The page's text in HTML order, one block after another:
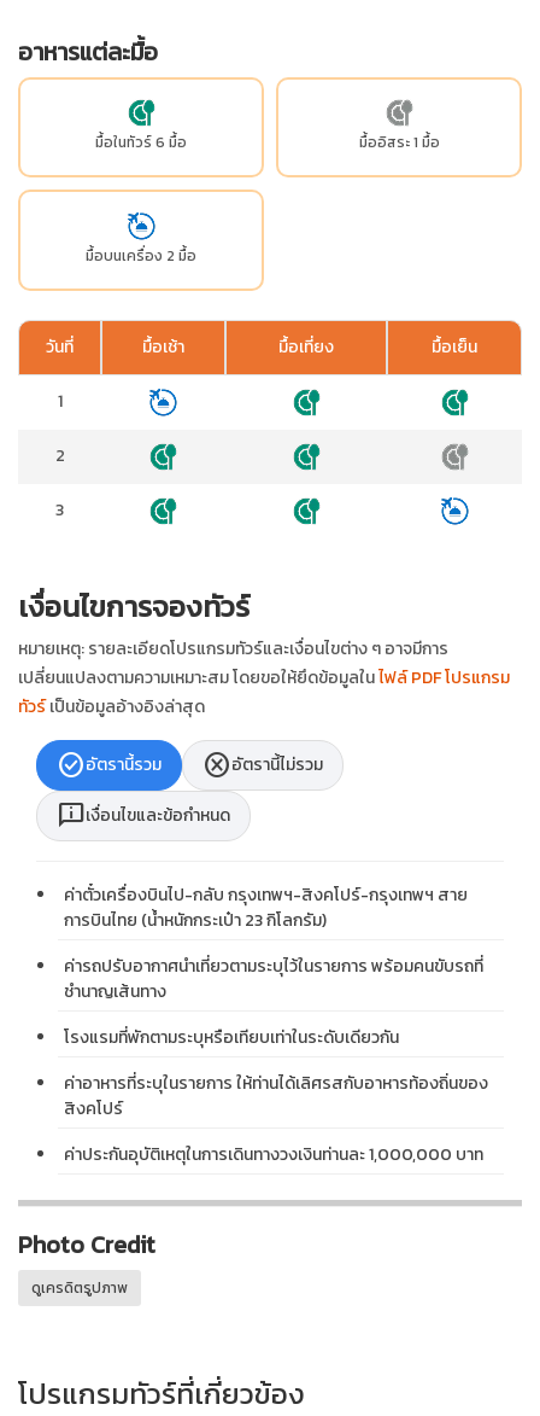
อาหารแต่ละมื้อ
มื้อในทัวร์ 6 มื้อ มื้ออิสระ 1 มื้อ
มื้อบนเครื่อง 2 มื้อ
วันที่ มื้อเช้า มื้อเที่ยง มื้อเย็น
1
2
3
เงื่อนไขการจองทัวร์
หมายเหตุ: รายละเอียดโปรแกรมทัวร์และเงื่อนไขต่าง ๆ อาจมีการ
เปลี่ยนแปลงตามความเหมาะสม โดยขอให้ยึดข้อมูลในไฟล์ PDF โปรแกรม
ทัวร์เป็นข้อมูลอ้างอิงล่าสุด
check_circleอัตรานี้รวม cancelอัตรานี้ไม่รวม
chat_infoเงื่อนไขและข้อกำหนด
ค่าตั๋วเครื่องบินไป-กลับ กรุงเทพฯ-สิงคโปร์-กรุงเทพฯ สาย
การบินไทย (น้ำหนักกระเป๋า 23 กิโลกรัม)
ค่ารถปรับอากาศนำเที่ยวตามระบุไว้ในรายการ พร้อมคนขับรถที่
ชำนาญเส้นทาง
โรงแรมที่พักตามระบุหรือเทียบเท่าในระดับเดียวกัน
ค่าอาหารที่ระบุในรายการ ให้ท่านได้เลิศรสกับอาหารท้องถิ่นของ
สิงคโปร์
ค่าประกันอุบัติเหตุในการเดินทางวงเงินท่านละ 1,000,000 บาท
Photo Credit
ดูเครดิตรูปภาพ
โปรแกรมทัวร์ที่เกี่ยวข้อง